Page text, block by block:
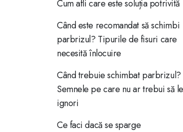
Cum afli care este soluția potrivită
Când este recomandat să schimbi
parbrizul? Tipurile de fisuri care
necesită înlocuire
Când trebuie schimbat parbrizul?
Semnele pe care nu ar trebui să le
ignori
Ce faci dacă se sparge